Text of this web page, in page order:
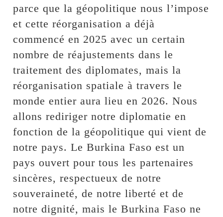
parce que la géopolitique nous l’impose
et cette réorganisation a déjà
commencé en 2025 avec un certain
nombre de réajustements dans le
traitement des diplomates, mais la
réorganisation spatiale à travers le
monde entier aura lieu en 2026. Nous
allons rediriger notre diplomatie en
fonction de la géopolitique qui vient de
notre pays. Le Burkina Faso est un
pays ouvert pour tous les partenaires
sincères, respectueux de notre
souveraineté, de notre liberté et de
notre dignité, mais le Burkina Faso ne